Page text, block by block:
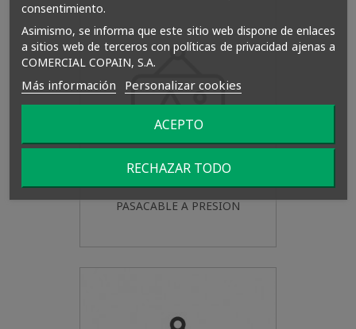
SR-9R1
PASACABLE A PRESION
consentimiento.
Asimismo, se informa que este sitio web dispone de enlaces
a sitios web de terceros con políticas de privacidad ajenas a
COMERCIAL COPAIN, S.A.
Más información Personalizar cookies
RECHAZAR TODO
ACEPTO